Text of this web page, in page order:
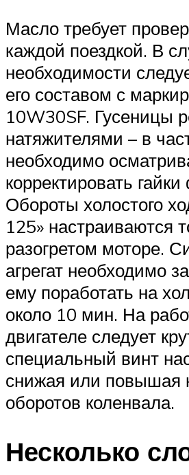
Масло требует
каждой поездкой. В
необходимости
его составом с
10W30SF. Гусеницы
натяжителями – в
необходимо
корректировать
Обороты холостого
125» настраиваются
разогретом моторе.
агрегат необходимо
ему поработать на
около 10 мин. На
двигателе следует
специальный винт
снижая или повышая
оборотов коленвала.
Несколько